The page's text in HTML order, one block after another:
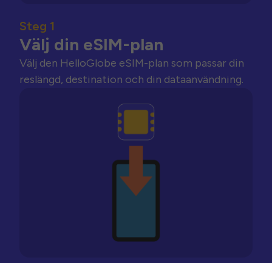
Steg 1
Välj din eSIM-plan
Välj den HelloGlobe eSIM-plan som passar din
reslängd, destination och din dataanvändning.